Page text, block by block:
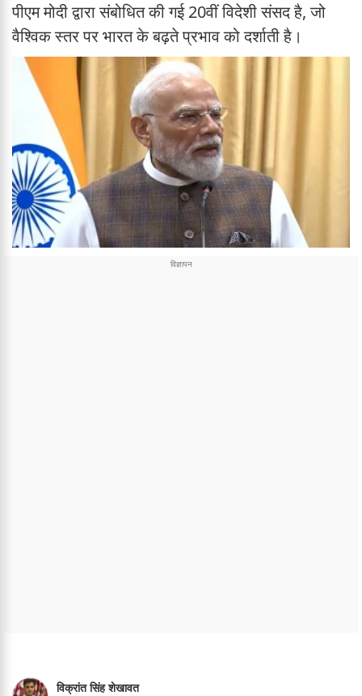
पीएम मोदी द्वारा संबोधित की गई 20वीं विदेशी संसद है, जो
वैश्विक स्तर पर भारत के बढ़ते प्रभाव को दर्शाती है।
विक्रांत सिंह शेखावत